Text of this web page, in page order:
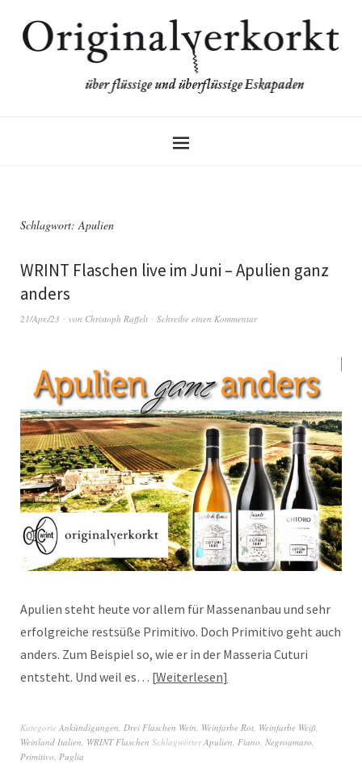
Schlagwort: Apulien
WRINT Flaschen live im Juni – Apulien ganz
anders
21/Apr./23 von Christoph Raffelt Schreibe einen Kommentar
Apulien steht heute vor allem für Massenanbau und sehr
erfolgreiche restsüße Primitivo. Doch Primitivo geht auch
anders. Zum Beispiel so, wie er in der Masseria Cuturi
entsteht. Und weil es… Weiterlesen
Kategorie Ankündigungen Drei Flaschen Wein Weinfarbe Rot Weinfarbe Weiß
Weinland Italien WRINT Flaschen SchlagwörterApulien Fiano Negroamaro
Primitivo Puglia